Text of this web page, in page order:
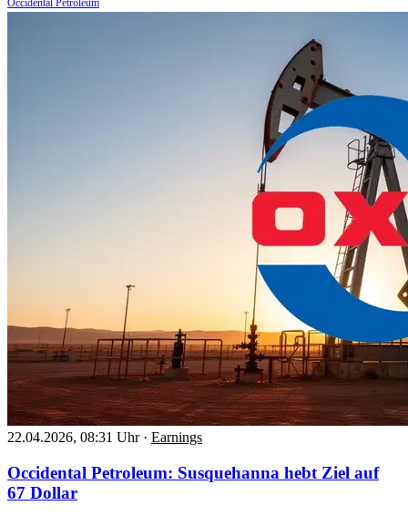
Occidental Petroleum
22.04.2026, 08:31 Uhr · Earnings
Occidental Petroleum: Susquehanna hebt Ziel auf
67 Dollar